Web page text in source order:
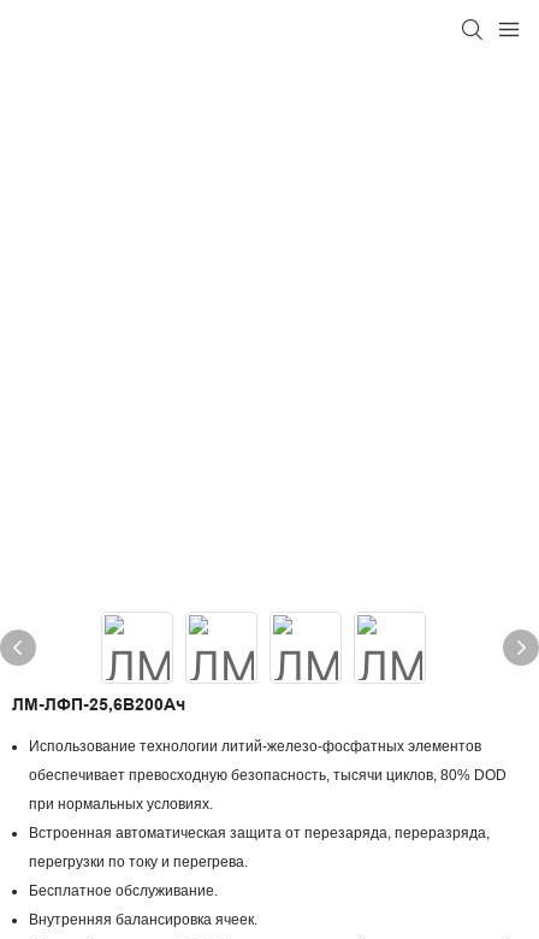
ЛМ-ЛФП-25,6В200Ач
Использование технологии литий-железо-фосфатных элементов
обеспечивает превосходную безопасность, тысячи циклов, 80% DOD
при нормальных условиях.
Встроенная автоматическая защита от перезаряда, переразряда,
перегрузки по току и перегрева.
Бесплатное обслуживание.
Внутренняя балансировка ячеек.